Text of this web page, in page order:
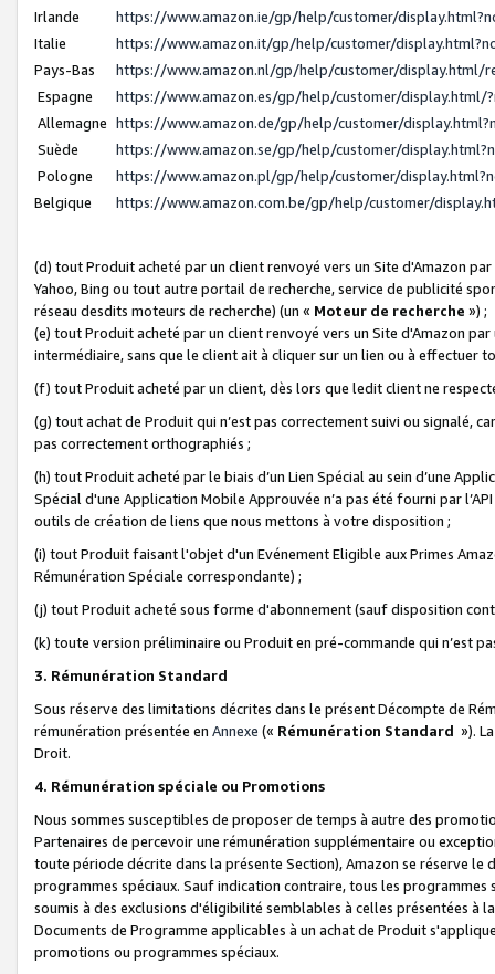
Irlande
https://www.amazon.ie/gp/help/customer/
Italie
https://www.amazon.it/gp/help/customer/
Pays-Bas
https://www.amazon.nl/gp/help/customer/display.html/
Espagne
https://www.amazon.es/gp/help/customer/display.html/
Allemagne https://www.amazon.de/gp/help/customer/
Suède
https://www.amazon.se/gp/help/customer/
Pologne
https://www.amazon.pl/gp/help/customer/
Belgique
https://www.amazon.com.be/gp/help/customer/
(d) tout Produit acheté par un client renvoyé vers un Site d'Amazon
Yahoo, Bing ou tout autre portail de recherche, service de publicité
réseau desdits moteurs de recherche) (un « Moteur de recherche ») ;
(e) tout Produit acheté par un client renvoyé vers un Site d'Amazon
intermédiaire, sans que le client ait à cliquer sur un lien ou à
(f) tout Produit acheté par un client, dès lors que ledit client ne
(g) tout achat de Produit qui n’est pas correctement suivi ou signalé,
pas correctement orthographiés ;
(h) tout Produit acheté par le biais d’un Lien Spécial au sein d’une
Spécial d'une Application Mobile Approuvée n’a pas été fourni par
outils de création de liens que nous mettons à votre disposition ;
(i) tout Produit faisant l'objet d'un Evénement Eligible aux Primes
Rémunération Spéciale correspondante) ;
(j) tout Produit acheté sous forme d'abonnement (sauf disposition
(k) toute version préliminaire ou Produit en pré-commande qui n’est
3. Rémunération Standard
Sous réserve des limitations décrites dans le présent Décompte de
rémunération présentée en Annexe (« Rémunération Standard »).
Droit.
4. Rémunération spéciale ou Promotions
Nous sommes susceptibles de proposer de temps à autre des
Partenaires de percevoir une rémunération supplémentaire ou
toute période décrite dans la présente Section), Amazon se réserve
programmes spéciaux. Sauf indication contraire, tous les
soumis à des exclusions d'éligibilité semblables à celles présentées à
Documents de Programme applicables à un achat de Produit
promotions ou programmes spéciaux.